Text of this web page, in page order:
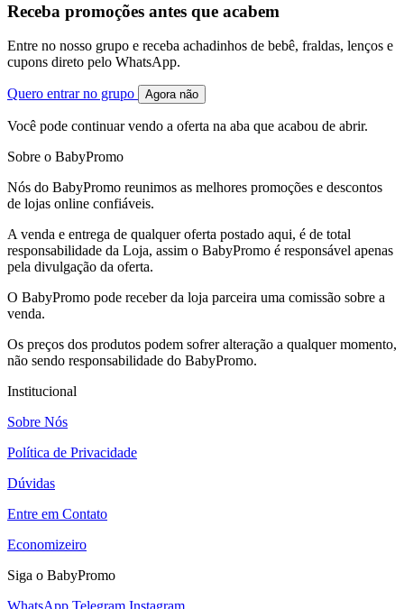
Receba promoções antes que acabem
Entre no nosso grupo e receba achadinhos de bebê, fraldas, lenços e
cupons direto pelo WhatsApp.
Quero entrar no grupo Agora não
Você pode continuar vendo a oferta na aba que acabou de abrir.
Sobre o BabyPromo
Nós do BabyPromo reunimos as melhores promoções e descontos
de lojas online confiáveis.
A venda e entrega de qualquer oferta postado aqui, é de total
responsabilidade da Loja, assim o BabyPromo é responsável apenas
pela divulgação da oferta.
O BabyPromo pode receber da loja parceira uma comissão sobre a
venda.
Os preços dos produtos podem sofrer alteração a qualquer momento,
não sendo responsabilidade do BabyPromo.
Institucional
Sobre Nós
Política de Privacidade
Dúvidas
Entre em Contato
Economizeiro
Siga o BabyPromo